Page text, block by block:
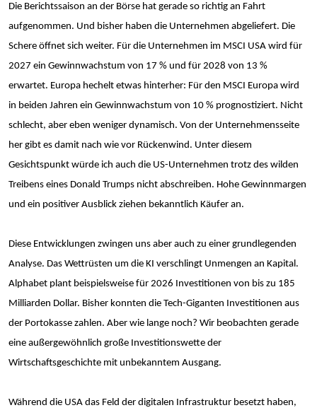
Die Berichtssaison an der Börse hat gerade so richtig an Fahrt
aufgenommen. Und bisher haben die Unternehmen abgeliefert. Die
Schere öffnet sich weiter. Für die Unternehmen im MSCI USA wird für
2027 ein Gewinnwachstum von 17 % und für 2028 von 13 %
erwartet. Europa hechelt etwas hinterher: Für den MSCI Europa wird
in beiden Jahren ein Gewinnwachstum von 10 % prognostiziert. Nicht
schlecht, aber eben weniger dynamisch. Von der Unternehmensseite
her gibt es damit nach wie vor Rückenwind. Unter diesem
Gesichtspunkt würde ich auch die US-Unternehmen trotz des wilden
Treibens eines Donald Trumps nicht abschreiben. Hohe Gewinnmargen
und ein positiver Ausblick ziehen bekanntlich Käufer an.
Diese Entwicklungen zwingen uns aber auch zu einer grundlegenden
Analyse. Das Wettrüsten um die KI verschlingt Unmengen an Kapital.
Alphabet plant beispielsweise für 2026 Investitionen von bis zu 185
Milliarden Dollar. Bisher konnten die Tech-Giganten Investitionen aus
der Portokasse zahlen. Aber wie lange noch? Wir beobachten gerade
eine außergewöhnlich große Investitionswette der
Wirtschaftsgeschichte mit unbekanntem Ausgang.
Während die USA das Feld der digitalen Infrastruktur besetzt haben,